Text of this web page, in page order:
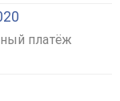
платёж